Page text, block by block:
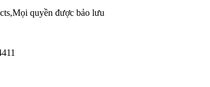
quyền được bảo lưu